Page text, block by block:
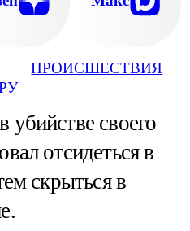
ПРОИСШЕСТВИЯ
своего
отсидеться в
скрыться в